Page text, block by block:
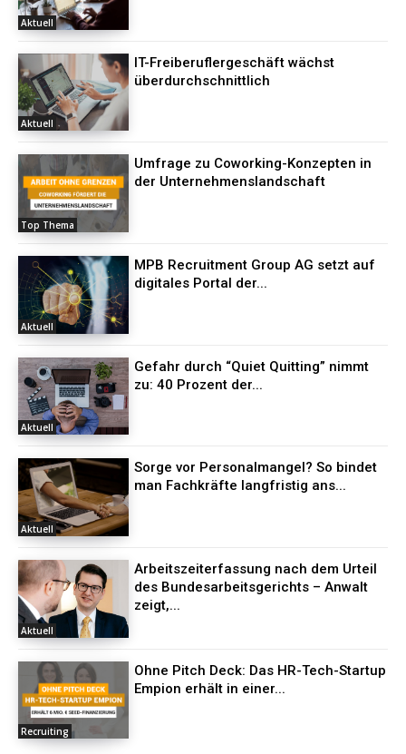
Aktuell
Aktuell
IT-Freiberuflergeschäft wächst
überdurchschnittlich
Top Thema
Umfrage zu Coworking-Konzepten in
der Unternehmenslandschaft
Aktuell
MPB Recruitment Group AG setzt auf
digitales Portal der...
Aktuell
Gefahr durch “Quiet Quitting” nimmt
zu: 40 Prozent der...
Aktuell
Sorge vor Personalmangel? So bindet
man Fachkräfte langfristig ans...
Aktuell
Arbeitszeiterfassung nach dem Urteil
des Bundesarbeitsgerichts – Anwalt
zeigt,...
Recruiting
Ohne Pitch Deck: Das HR-Tech-Startup
Empion erhält in einer...